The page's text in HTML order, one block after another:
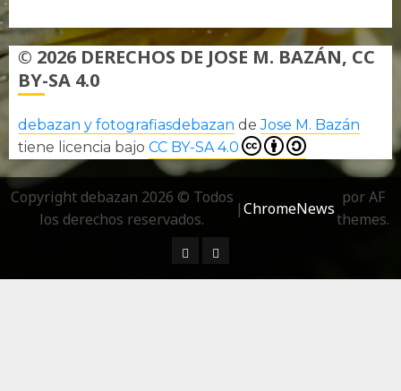
© 2026 DERECHOS DE JOSE M. BAZÁN, CC
BY-SA 4.0
debazan y fotografiasdebazan deJose M. Bazán
tiene licencia bajo CC BY-SA 4.0
Copyright debazan 2026 © Todos
los derechos reservados.
|ChromeNews
por AF
themes.
¿ Quién soy…?
Más información sobre las